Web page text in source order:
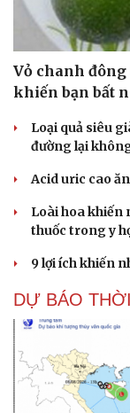
Vỏ chanh đông
khiến bạn bất
Loại quả siêu
đường lại
Acid uric cao
Loài hoa khiến
thuốc trong y
9 lợi ích khiến
DỰ BÁO